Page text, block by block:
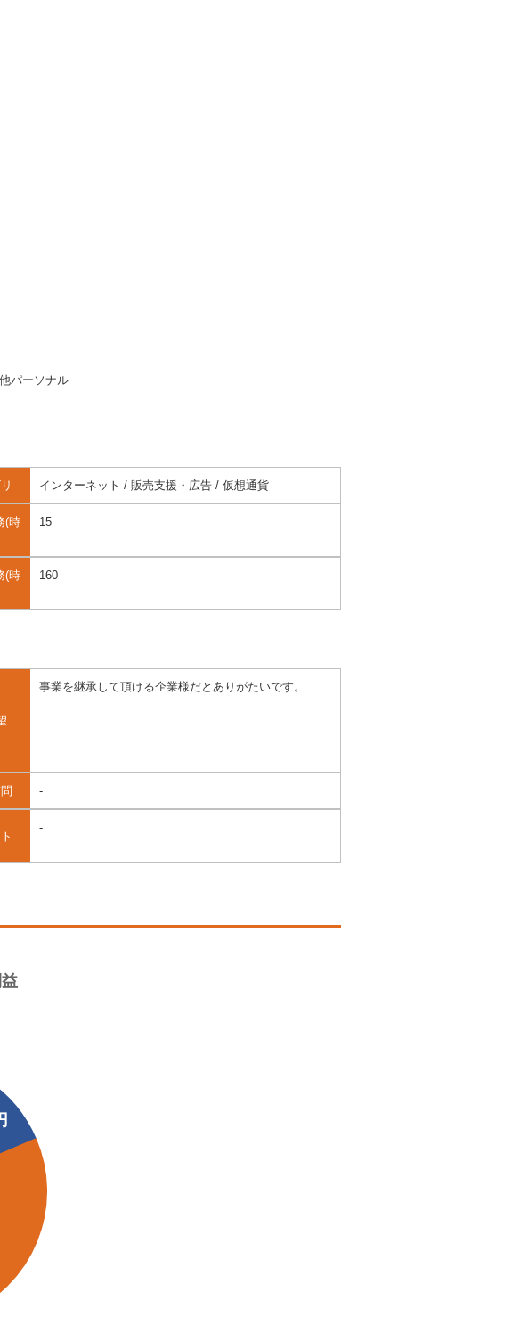
パーソナル
インターネット / 販売支援・広告 / 仮想通貨
(時
15
(時
160
事業を継承して頂ける企業様だとありがたいです。
-
-